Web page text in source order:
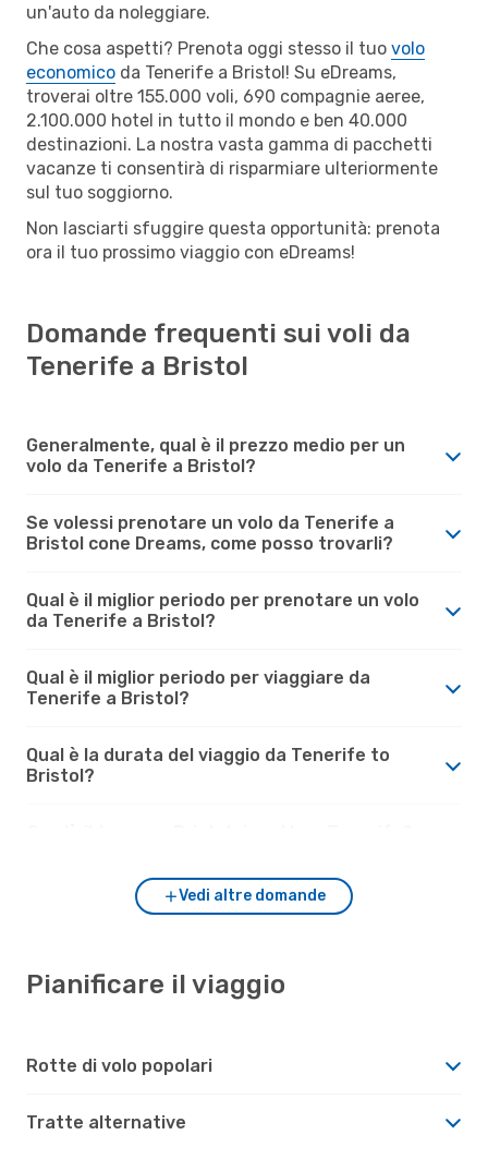
un'auto da noleggiare.
Che cosa aspetti? Prenota oggi stesso il tuo volo
economico da Tenerife a Bristol! Su eDreams,
troverai oltre 155.000 voli, 690 compagnie aeree,
2.100.000 hotel in tutto il mondo e ben 40.000
destinazioni. La nostra vasta gamma di pacchetti
vacanze ti consentirà di risparmiare ulteriormente
sul tuo soggiorno.
Non lasciarti sfuggire questa opportunità: prenota
ora il tuo prossimo viaggio con eDreams!
Domande frequenti sui voli da
Tenerife a Bristol
Generalmente, qual è il prezzo medio per un
volo da Tenerife a Bristol?
Se volessi prenotare un volo da Tenerife a
Bristol cone Dreams, come posso trovarli?
Qual è il miglior periodo per prenotare un volo
da Tenerife a Bristol?
Qual è il miglior periodo per viaggiare da
Tenerife a Bristol?
Qual è la durata del viaggio da Tenerife to
Bristol?
Vedi altre domande
Pianificare il viaggio
Rotte di volo popolari
Tratte alternative